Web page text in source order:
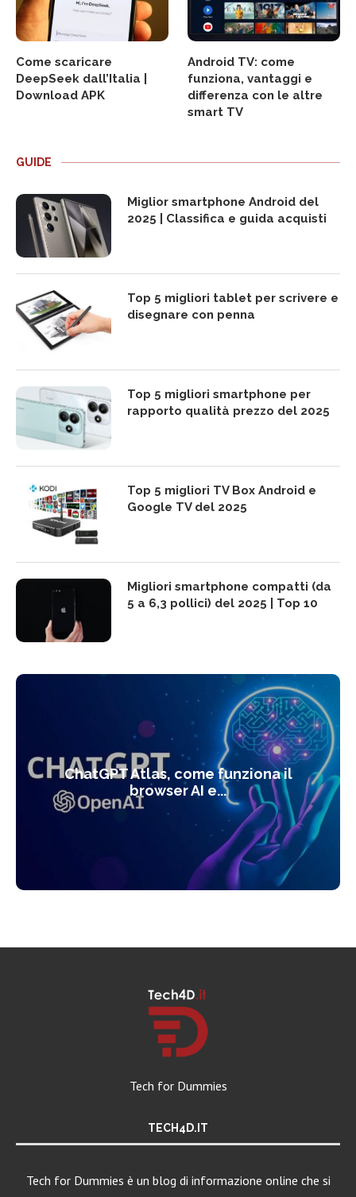
Come scaricare
DeepSeek dall’Italia |
Download APK
Android TV: come
funziona, vantaggi e
differenza con le altre
smart TV
GUIDE
Miglior smartphone Android del
2025 | Classifica e guida acquisti
Top 5 migliori tablet per scrivere e
disegnare con penna
Top 5 migliori smartphone per
rapporto qualità prezzo del 2025
Top 5 migliori TV Box Android e
Google TV del 2025
Migliori smartphone compatti (da
5 a 6,3 pollici) del 2025 | Top 10
ChatGPT Atlas, come funziona il
browser AI e...
Tech for Dummies
TECH4D.IT
Tech for Dummies è un blog di informazione online che si